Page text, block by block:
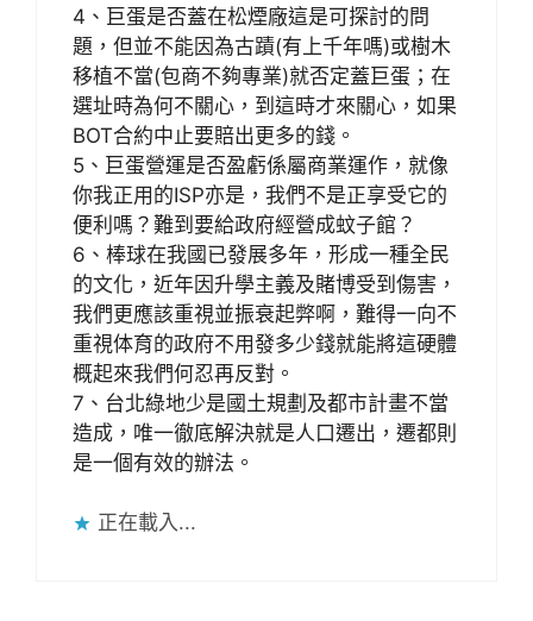
4、巨蛋是否蓋在松煙廠這是可探討的問
題，但並不能因為古蹟(有上千年嗎)或樹木
移植不當(包商不夠專業)就否定蓋巨蛋；在
選址時為何不關心，到這時才來關心，如果
BOT合約中止要賠出更多的錢。
5、巨蛋營運是否盈虧係屬商業運作，就像
你我正用的ISP亦是，我們不是正享受它的
便利嗎？難到要給政府經營成蚊子館？
6、棒球在我國已發展多年，形成一種全民
的文化，近年因升學主義及賭博受到傷害，
我們更應該重視並振衰起弊啊，難得一向不
重視体育的政府不用發多少錢就能將這硬體
概起來我們何忍再反對。
7、台北綠地少是國土規劃及都市計畫不當
造成，唯一徹底解決就是人口遷出，遷都則
是一個有效的辦法。
正在載入...